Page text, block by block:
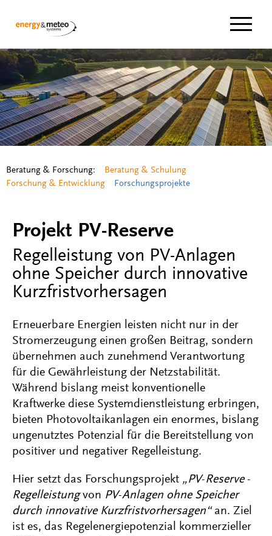
Beratung & Forschung:
Beratung & Schulung
Forschung & Entwicklung
Forschungsprojekte
Projekt PV-Reserve
Regelleistung von PV-Anlagen
ohne Speicher durch innovative
Kurzfristvorhersagen
Erneuerbare Energien leisten nicht nur in der
Stromerzeugung einen großen Beitrag, sondern
übernehmen auch zunehmend Verantwortung
für die Gewährleistung der Netzstabilität.
Während bislang meist konventionelle
Kraftwerke diese Systemdienstleistung erbringen,
bieten Photovoltaikanlagen ein enormes, bislang
ungenutztes Potenzial für die Bereitstellung von
positiver und negativer Regelleistung.
Hier setzt das Forschungsprojekt „PV-Reserve-
Regelleistungvon PV-Anlagen ohne Speicher
durch innovative Kurzfristvorhersagen“an. Ziel
ist es, das Regelenergiepotenzial kommerzieller